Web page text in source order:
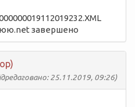
завершено
25.11.2019, 09:26)